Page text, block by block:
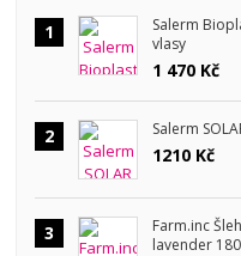
1
Salerm
vlasy
1 470 Kč
2 Salerm
1210 Kč
3
Farm.inc
lavender